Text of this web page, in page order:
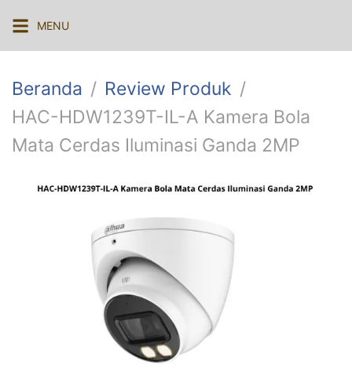
ke
konten
MENU
Beranda
Review Produk
HAC-HDW1239T-IL-A Kamera Bola
Mata Cerdas Iluminasi Ganda 2MP